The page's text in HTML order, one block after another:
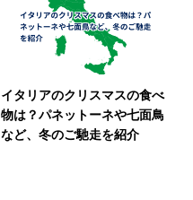
イタリアのクリスマスの食べ
物は？パネットーネや七面鳥
など、冬のご馳走を紹介